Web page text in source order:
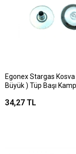
Egonex Stargas Kosva
Büyük ) Tüp Başı
Süzgeç )*25x1
34,27 TL